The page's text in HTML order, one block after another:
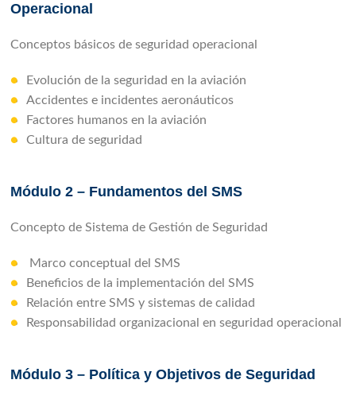
Operacional
Conceptos básicos de seguridad operacional
Evolución de la seguridad en la aviación
Accidentes e incidentes aeronáuticos
Factores humanos en la aviación
Cultura de seguridad
Módulo 2 – Fundamentos del SMS
Concepto de Sistema de Gestión de Seguridad
Marco conceptual del SMS
Beneficios de la implementación del SMS
Relación entre SMS y sistemas de calidad
Responsabilidad organizacional en seguridad operacional
Módulo 3 – Política y Objetivos de Seguridad